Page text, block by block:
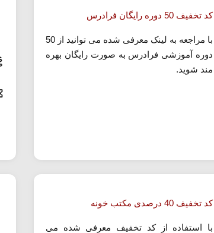
کد تخفیف 50 دوره رایگان فرادرس
با مراجعه به لینک معرفی شده می توانید از 50
دوره آموزشی فرادرس به صورت رایگان بهره
مند شوید.
کد تخفیف 40 درصدی مکتب خونه
با استفاده از کد تخفیف معرفی شده می